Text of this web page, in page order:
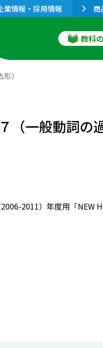
業情報・採用情報 商
教科
）
一般動詞の
2011）年度用「NEW